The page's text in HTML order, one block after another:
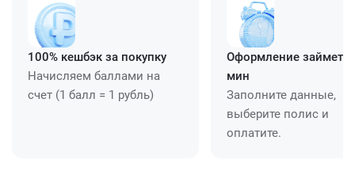
100% кешбэк за покупку
Начисляем баллами на
счет (1 балл = 1 рубль)
Оформление займет
мин
Заполните данные,
выберите полис и
оплатите.